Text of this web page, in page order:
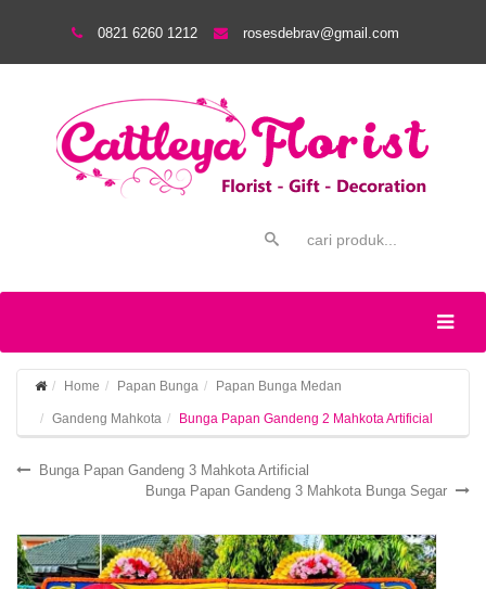
0821 6260 1212 rosesdebrav@gmail.com
Home Papan Bunga Papan Bunga Medan
Gandeng Mahkota Bunga Papan Gandeng 2 Mahkota Artificial
Bunga Papan Gandeng 3 Mahkota Artificial
Bunga Papan Gandeng 3 Mahkota Bunga Segar